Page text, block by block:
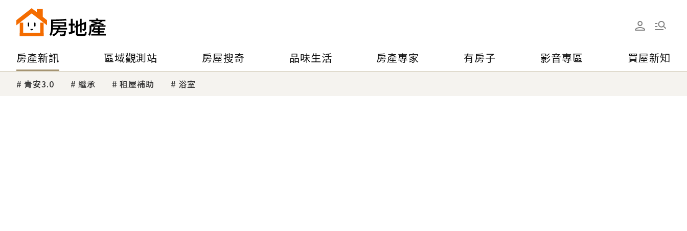
房產新訊 區域觀測站 房屋搜奇 品味生活 房產專家 有房子 影音專區 買屋新知
青安3.0 繼承 租屋補助 浴室